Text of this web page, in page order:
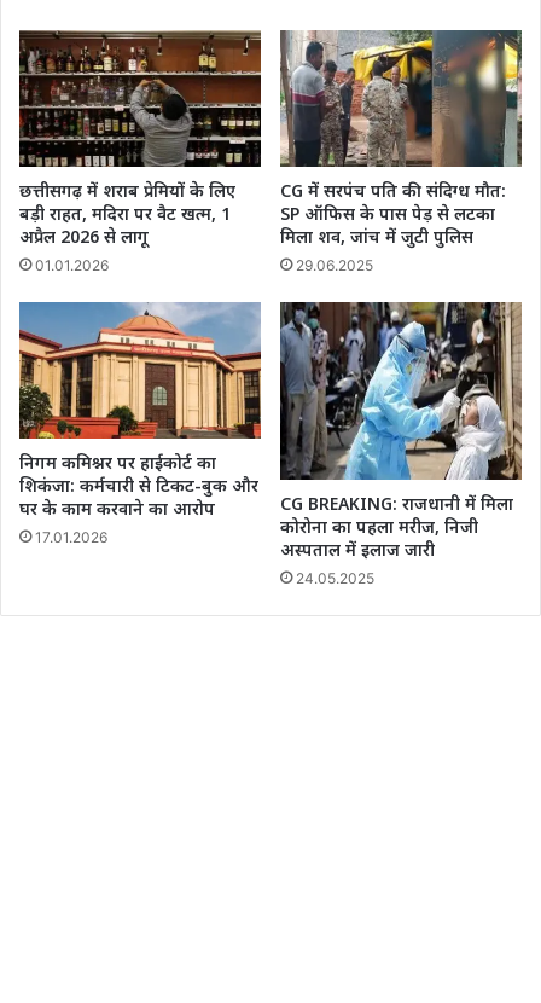
छत्तीसगढ़ में शराब प्रेमियों के लिए
बड़ी राहत, मदिरा पर वैट खत्म, 1
अप्रैल 2026 से लागू
01.01.2026
CG में सरपंच पति की संदिग्ध मौत:
SP ऑफिस के पास पेड़ से लटका
मिला शव, जांच में जुटी पुलिस
29.06.2025
निगम कमिश्नर पर हाईकोर्ट का
शिकंजा: कर्मचारी से टिकट-बुक और
घर के काम करवाने का आरोप
17.01.2026
CG BREAKING: राजधानी में मिला
कोरोना का पहला मरीज, निजी
अस्पताल में इलाज जारी
24.05.2025